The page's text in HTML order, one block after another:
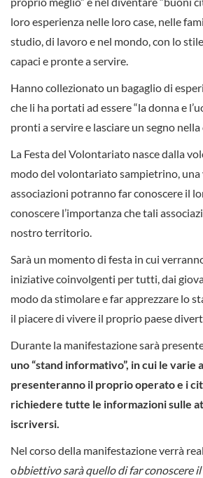
loro esperienza nelle loro case, nelle
studio, di lavoro e nel mondo, con lo
capaci e pronte a servire.
Hanno collezionato un bagaglio di
che li ha portati ad essere “la donna e
pronti a servire e lasciare un segno
La Festa del Volontariato nasce dalla
modo del volontariato sampietrino, una
associazioni potranno far conoscere il
conoscere l’importanza che tali
nostro territorio.
Sarà un momento di festa in cui
iniziative coinvolgenti per tutti, dai
modo da stimolare e far apprezzare lo
il piacere di vivere il proprio paese
Durante la manifestazione sarà
uno “stand informativo”, in cui le varie
presenteranno il proprio operato e i
richiedere tutte le informazioni sulle
iscriversi.
Nel corso della manifestazione verrà
obbiettivo sarà quello di far conoscere